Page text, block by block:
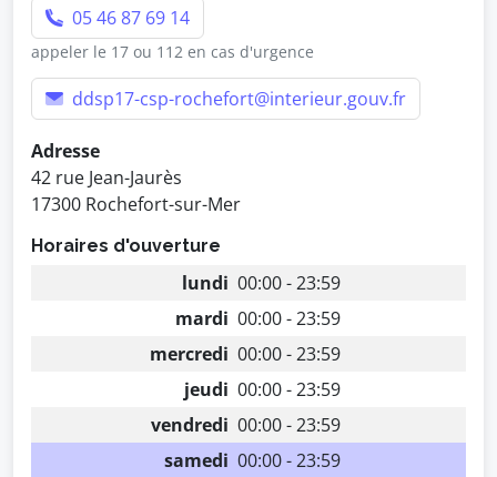
05 46 87 69 14
appeler le 17 ou 112 en cas d'urgence
ddsp17-csp-rochefort@interieur.gouv.fr
Adresse
42 rue Jean-Jaurès
17300 Rochefort-sur-Mer
Horaires d'ouverture
lundi 00:00 - 23:59
mardi 00:00 - 23:59
mercredi 00:00 - 23:59
jeudi 00:00 - 23:59
vendredi 00:00 - 23:59
samedi 00:00 - 23:59